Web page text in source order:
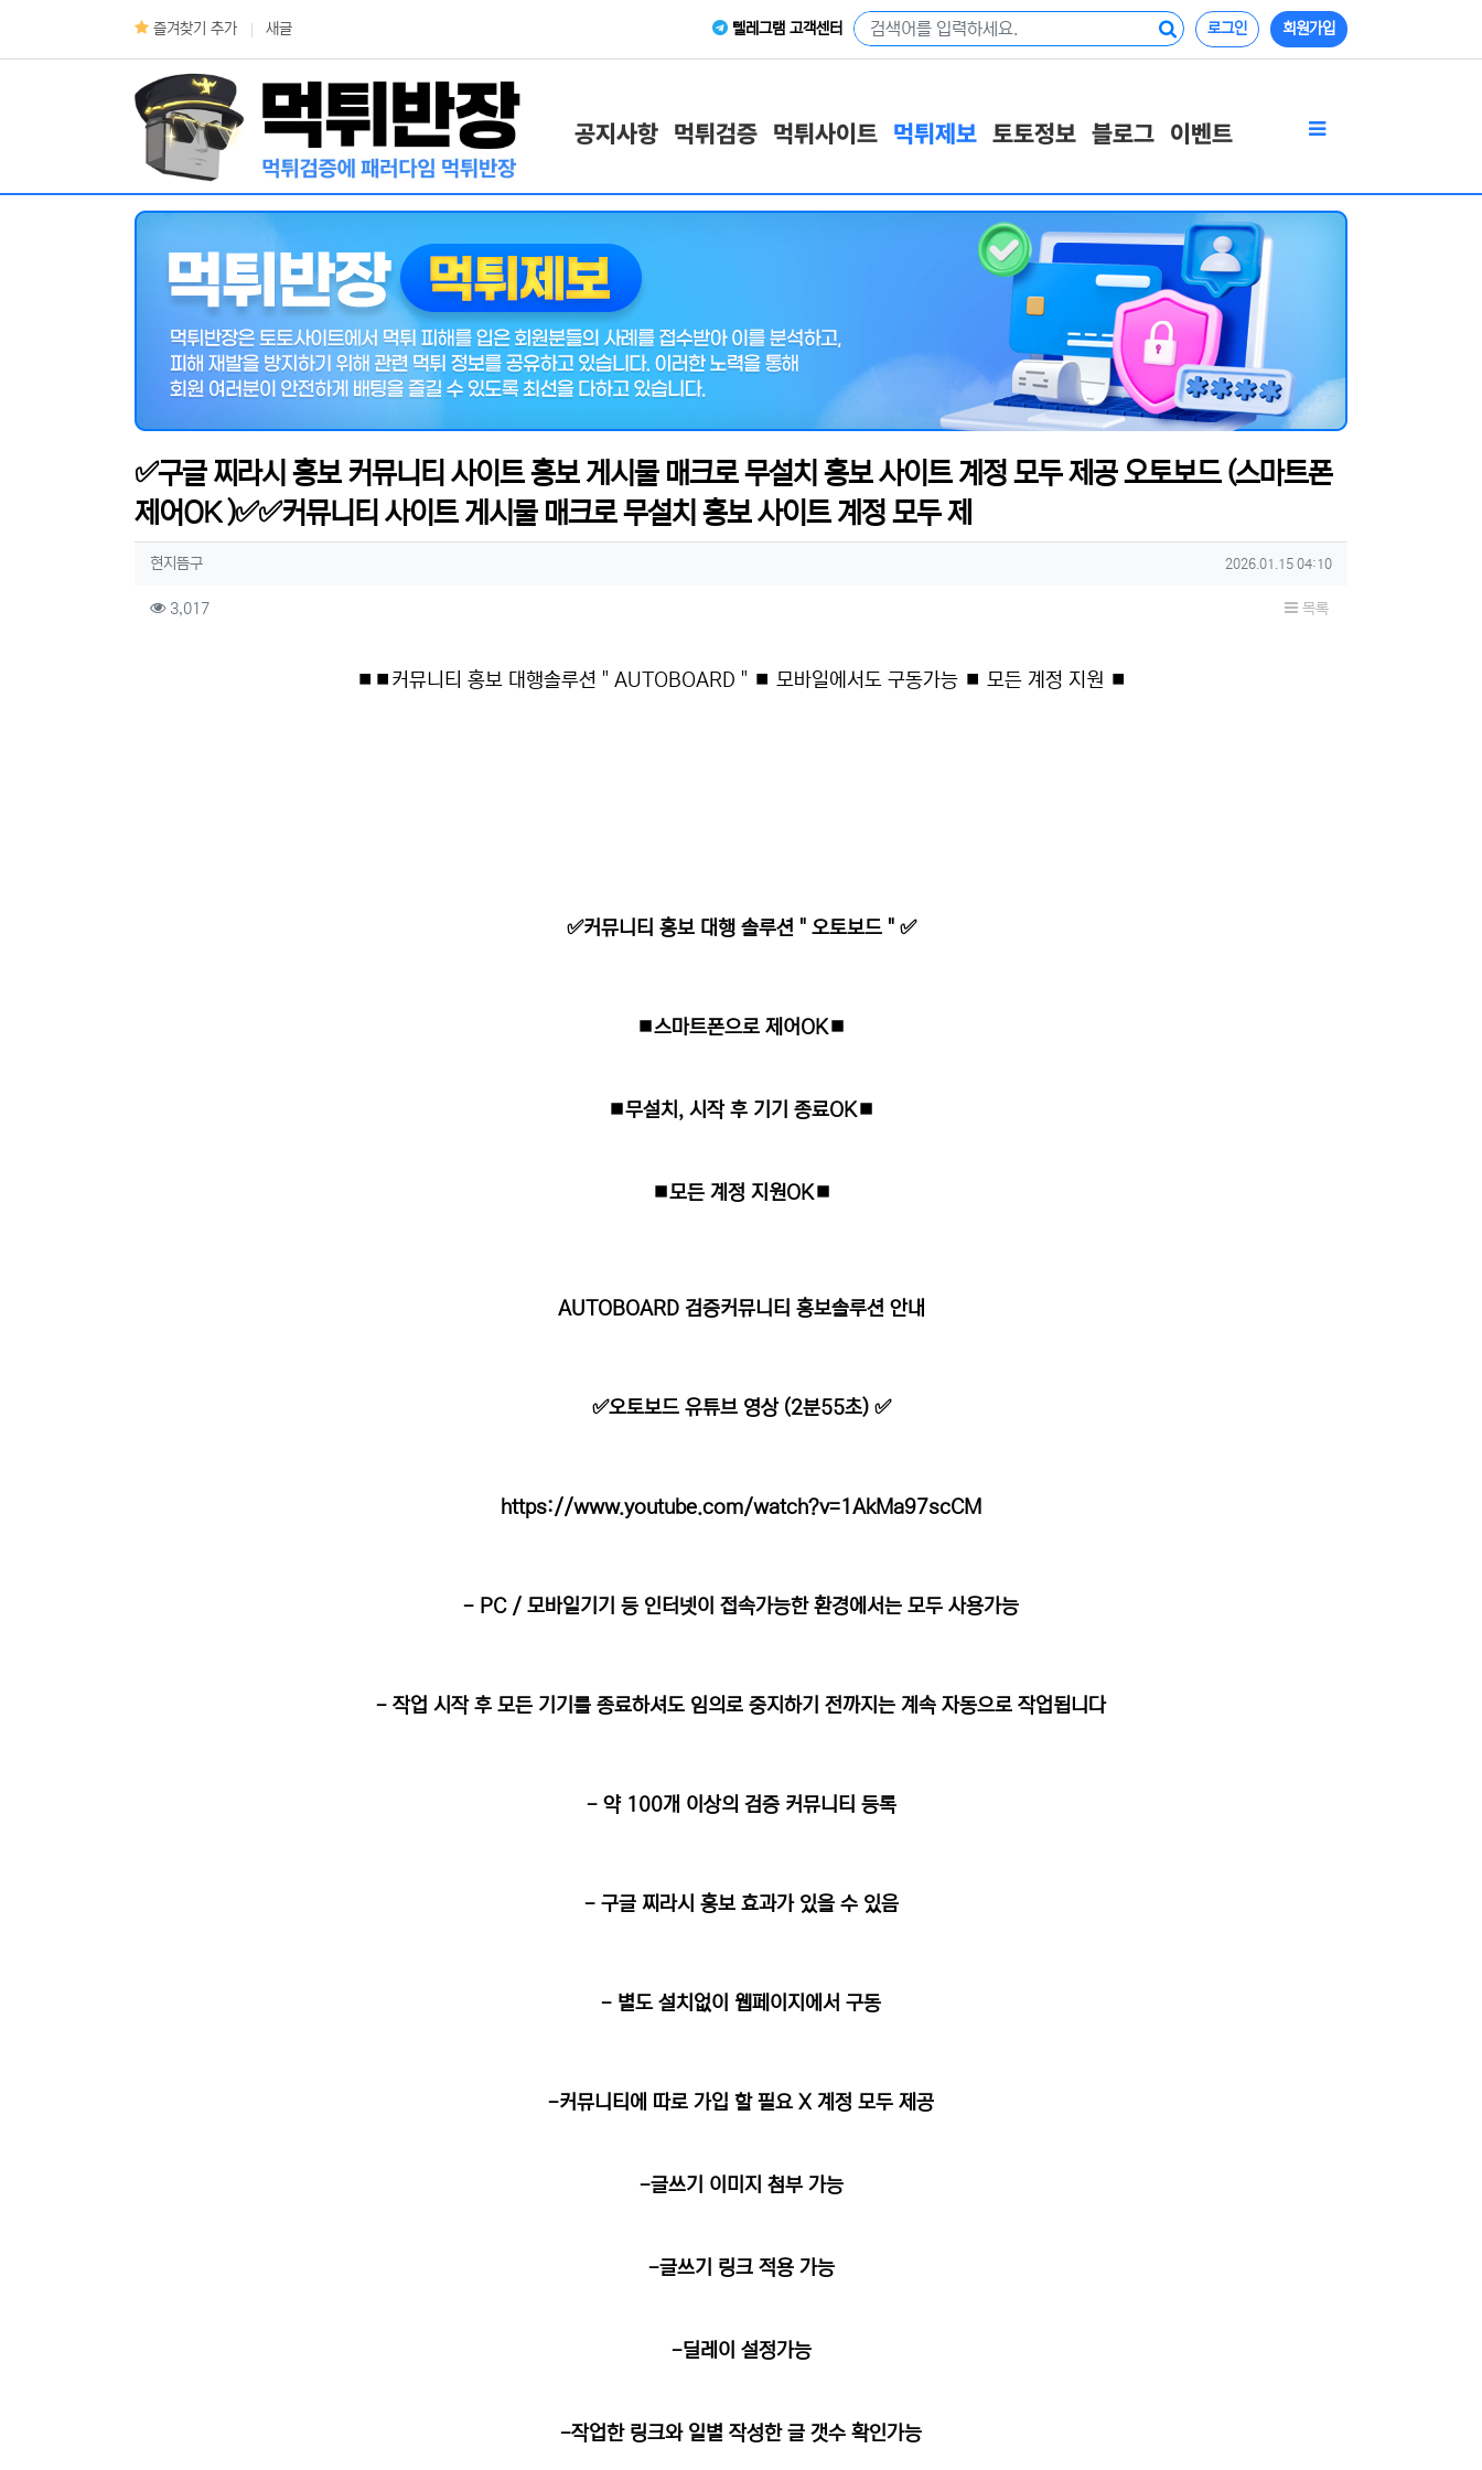
즐겨찾기 추가
새글 텔레그램 고객센터 로그인 회원가입
공지사항 먹튀검증 먹튀사이트 먹튀제보 토토정보 블로그 이벤트
✅구글 찌라시 홍보 커뮤니티 사이트 홍보 게시물 매크로 무설치 홍보 사이트 계정 모두 제공 오토보드 (스마트폰
제어OK )✅✅커뮤니티 사이트 게시물 매크로 무설치 홍보 사이트 계정 모두 제
작성자 정보
현지뜸구작성 작성일
2026.01.15 04:10
컨텐츠 정보
3,017조회 목록
⏹⏹커뮤니티 홍보 대행솔루션 " AUTOBOARD " ⏹ 모바일에서도 구동가능 ⏹ 모든 계정 지원 ⏹
✅커뮤니티 홍보 대행 솔루션 " 오토보드 " ✅
⏹스마트폰으로 제어OK⏹
⏹무설치, 시작 후 기기 종료OK⏹
⏹모든 계정 지원OK⏹
AUTOBOARD 검증커뮤니티 홍보솔루션 안내
✅오토보드 유튜브 영상 (2분55초) ✅
https://www.youtube.com/watch?v=1AkMa97scCM
- PC / 모바일기기 등 인터넷이 접속가능한 환경에서는 모두 사용가능
- 작업 시작 후 모든 기기를 종료하셔도 임의로 중지하기 전까지는 계속 자동으로 작업됩니다
- 약 100개 이상의 검증 커뮤니티 등록
- 구글 찌라시 홍보 효과가 있을 수 있음
- 별도 설치없이 웹페이지에서 구동
-커뮤니티에 따로 가입 할 필요 X 계정 모두 제공
-글쓰기 이미지 첨부 가능
-글쓰기 링크 적용 가능
-딜레이 설정가능
-작업한 링크와 일별 작성한 글 갯수 확인가능